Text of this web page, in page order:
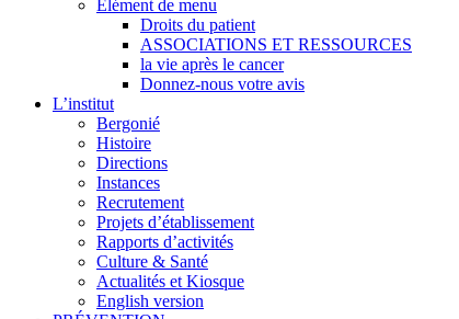
Élément de menu
Droits du patient
ASSOCIATIONS ET RESSOURCES
la vie après le cancer
Donnez-nous votre avis
L’institut
Bergonié
Histoire
Directions
Instances
Recrutement
Projets d’établissement
Rapports d’activités
Culture & Santé
Actualités et Kiosque
English version